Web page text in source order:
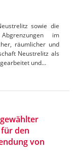
sowie die
im
räumlicher und
Neustrelitz als
und…
den
von